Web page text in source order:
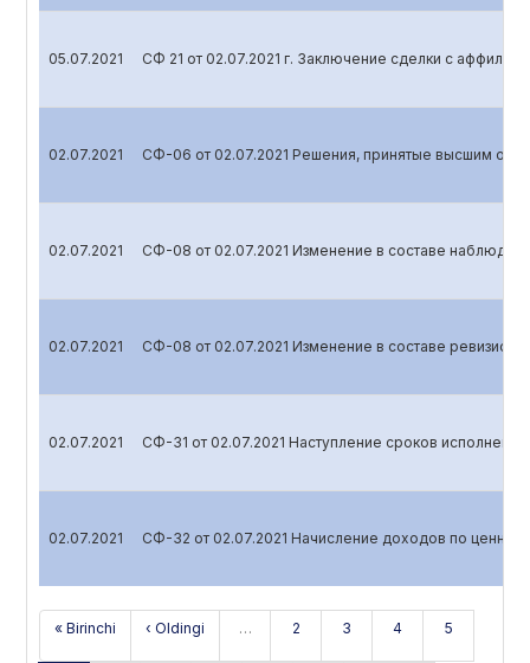
05.07.2021 СФ 21 от 02.07.2021 г. Заключение сделки с
02.07.2021 СФ-06 от 02.07.2021 Решения, принятые высшим
02.07.2021 СФ-08 от 02.07.2021 Изменение в составе
02.07.2021 СФ-08 от 02.07.2021 Изменение в составе
02.07.2021 СФ-31 от 02.07.2021 Наступление сроков
02.07.2021 СФ-32 от 02.07.2021 Начисление доходов по ценным
« Birinchi ‹ Oldingi … 2 3 4 5